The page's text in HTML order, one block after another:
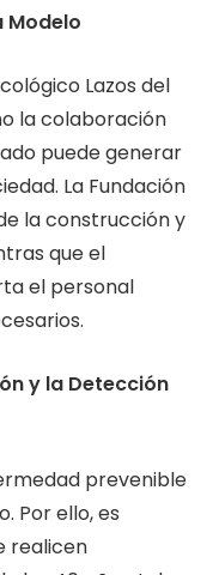
Modelo
Lazos del
la colaboración
puede generar
La Fundación
la construcción y
que el
el personal
y la Detección
prevenible
Por ello, es
realicen